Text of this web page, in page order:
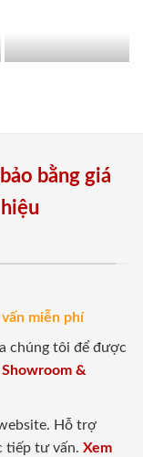
bằng giá
miễn phí
chúng tôi để được
Showroom &
Hỗ trợ
tiếp tư vấn. Xem